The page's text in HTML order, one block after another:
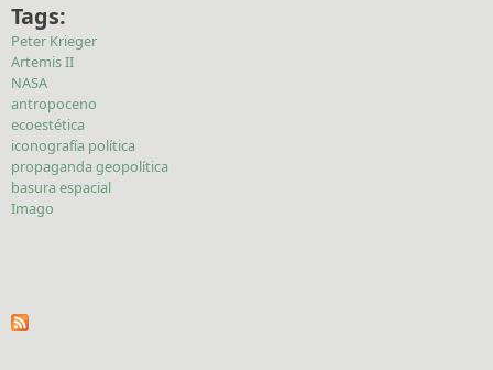
Tags:
Peter Krieger
Artemis II
NASA
antropoceno
ecoestética
iconografía política
propaganda geopolítica
basura espacial
Imago